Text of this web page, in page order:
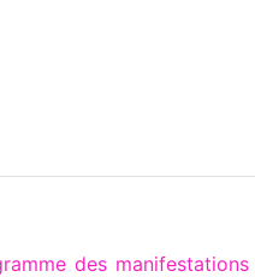
des manifestations